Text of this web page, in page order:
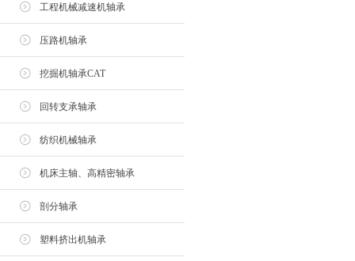
工程机械减速机轴承
压路机轴承
挖掘机轴承CAT
回转支承轴承
纺织机械轴承
机床主轴、高精密轴承
剖分轴承
塑料挤出机轴承